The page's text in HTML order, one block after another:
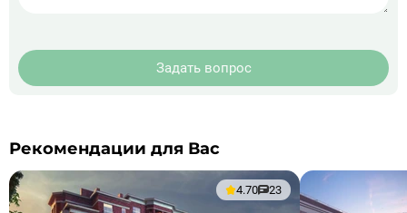
Задать вопрос
Рекомендации для Вас
4.70 23